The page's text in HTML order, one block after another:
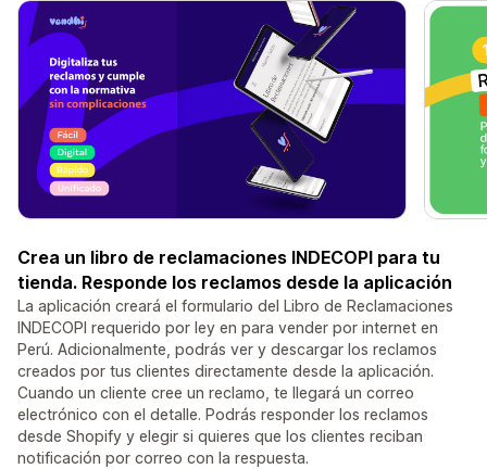
Crea un libro de reclamaciones INDECOPI para tu
tienda. Responde los reclamos desde la aplicación
La aplicación creará el formulario del Libro de Reclamaciones
INDECOPI requerido por ley en para vender por internet en
Perú. Adicionalmente, podrás ver y descargar los reclamos
creados por tus clientes directamente desde la aplicación.
Cuando un cliente cree un reclamo, te llegará un correo
electrónico con el detalle. Podrás responder los reclamos
desde Shopify y elegir si quieres que los clientes reciban
notificación por correo con la respuesta.